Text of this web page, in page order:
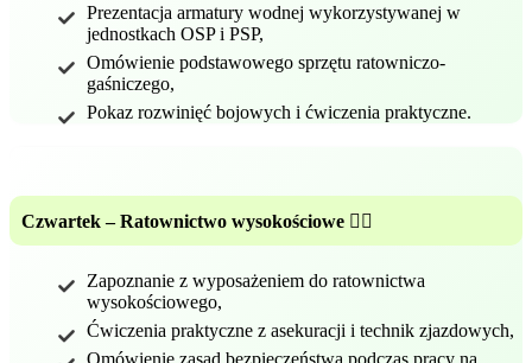
Prezentacja armatury wodnej wykorzystywanej w
jednostkach OSP i PSP,
Omówienie podstawowego sprzętu ratowniczo-
gaśniczego,
Pokaz rozwinięć bojowych i ćwiczenia praktyczne.
Czwartek – Ratownictwo wysokościowe 🧗‍♂️
Zapoznanie z wyposażeniem do ratownictwa
wysokościowego,
Ćwiczenia praktyczne z asekuracji i technik zjazdowych,